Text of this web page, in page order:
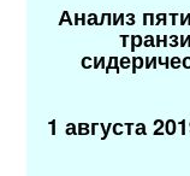
Анализ
1 августа